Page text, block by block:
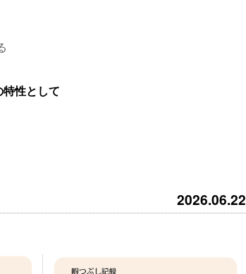
性として
2026.06.22